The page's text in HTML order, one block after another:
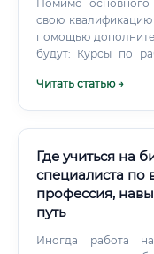
Помимо основного
свою
помощью
будут: Курсы по работе с конкретным аналитическим
биостатистики.
Читать статью →
Где учиться на
специалиста по
профессия,
путь
Иногда работа